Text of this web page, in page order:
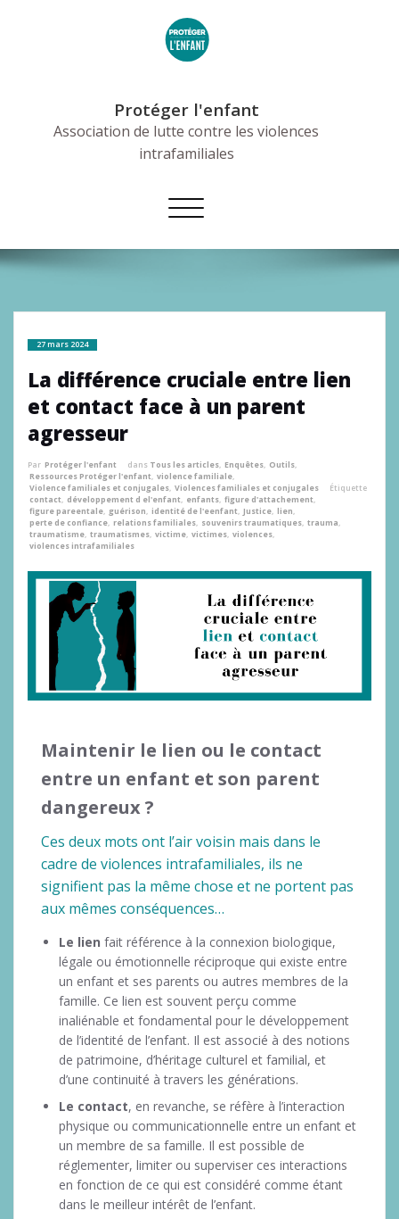
Protéger l'enfant
Association de lutte contre les violences
intrafamiliales
Afficher/masquer
la
27 mars 2024
La différence cruciale entre lien
et contact face à un parent
agresseur
Par Protéger l'enfant dans Tous les articles, Enquêtes, Outils,
Ressources Protéger l'enfant, violence familiale,
Violence familiales et conjugales, Violences familiales et conjugales
Étiquette
contact, développement d el'enfant, enfants, figure d'attachement,
figure pareentale, guérison, identité de l'eenfant, Justice, lien,
perte de confiance, relations familiales, souvenirs traumatiques, trauma,
traumatisme, traumatismes, victime, victimes, violences,
violences intrafamiliales
Maintenir le lien ou le contact
entre un enfant et son parent
dangereux ?
Ces deux mots ont l’air voisin mais dans le
cadre de violences intrafamiliales, ils ne
signifient pas la même chose et ne portent pas
aux mêmes conséquences…
Le lien fait référence à la connexion biologique,
légale ou émotionnelle réciproque qui existe entre
un enfant et ses parents ou autres membres de la
famille. Ce lien est souvent perçu comme
inaliénable et fondamental pour le développement
de l’identité de l’enfant. Il est associé à des notions
de patrimoine, d’héritage culturel et familial, et
d’une continuité à travers les générations.
Le contact, en revanche, se réfère à l’interaction
physique ou communicationnelle entre un enfant et
un membre de sa famille. Il est possible de
réglementer, limiter ou superviser ces interactions
en fonction de ce qui est considéré comme étant
dans le meilleur intérêt de l’enfant.